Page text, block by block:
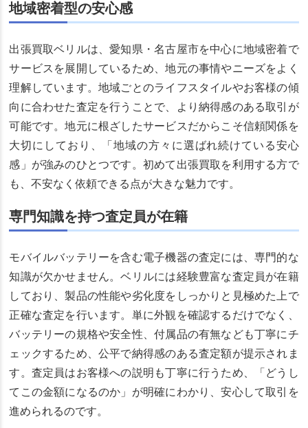
地域密着型の安心感
出張買取ベリルは、愛知県・名古屋市を中心に地域密着で
サービスを展開しているため、地元の事情やニーズをよく
理解しています。地域ごとのライフスタイルやお客様の傾
向に合わせた査定を行うことで、より納得感のある取引が
可能です。地元に根ざしたサービスだからこそ信頼関係を
大切にしており、「地域の方々に選ばれ続けている安心
感」が強みのひとつです。初めて出張買取を利用する方で
も、不安なく依頼できる点が大きな魅力です。
専門知識を持つ査定員が在籍
モバイルバッテリーを含む電子機器の査定には、専門的な
知識が欠かせません。ベリルには経験豊富な査定員が在籍
しており、製品の性能や劣化度をしっかりと見極めた上で
正確な査定を行います。単に外観を確認するだけでなく、
バッテリーの規格や安全性、付属品の有無なども丁寧にチ
ェックするため、公平で納得感のある査定額が提示されま
す。査定員はお客様への説明も丁寧に行うため、「どうし
てこの金額になるのか」が明確にわかり、安心して取引を
進められるのです。